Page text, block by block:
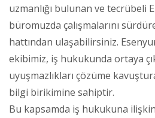
uzmanlığı bulunan ve tecrübeli
büromuzda çalışmalarını
hattından ulaşabilirsiniz.
ekibimiz, iş hukukunda ortaya
uyuşmazlıkları çözüme
bilgi birikimine sahiptir.
Bu kapsamda iş hukukuna